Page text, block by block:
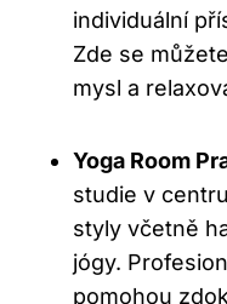
individuální
Zde se
mysl a
Yoga Room
studie v
styly včetně
jógy.
pomohou